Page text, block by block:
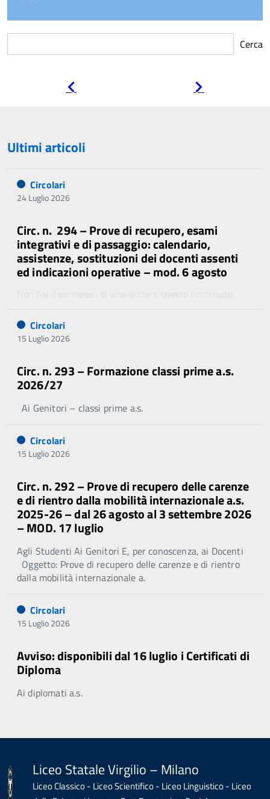
Cerca
Ultimi articoli
Circolari
24 Luglio 2026
Circ. n. 294 – Prove di recupero, esami
integrativi e di passaggio: calendario,
assistenze, sostituzioni dei docenti assenti
ed indicazioni operative – mod. 6 agosto
Circolari
15 Luglio 2026
Circ. n. 293 – Formazione classi prime a.s.
2026/27
Ai Genitori – classi prime a.s.
Circolari
15 Luglio 2026
Circ. n. 292 – Prove di recupero delle carenze
e di rientro dalla mobilità internazionale a.s.
2025-26 – dal 26 agosto al 3 settembre 2026
– MOD. 17 luglio
Agli Studenti Ai Genitori E, per conoscenza, ai Docenti
Oggetto: Prove di recupero delle carenze e di rientro
dalla mobilità internazionale a.
Circolari
15 Luglio 2026
Avviso: disponibili dal 16 luglio i Certificati di
Diploma
Ai diplomati a.s.
Liceo Statale Virgilio – Milano
Liceo Classico - Liceo Scientifico - Liceo Linguistico - Liceo